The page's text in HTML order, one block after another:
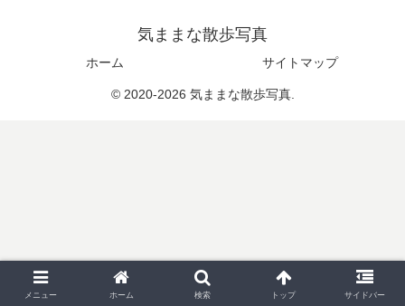
気ままな散歩写真
ホーム サイトマップ
© 2020-2026 気ままな散歩写真.
メニュー ホーム 検索 トップ サイドバー